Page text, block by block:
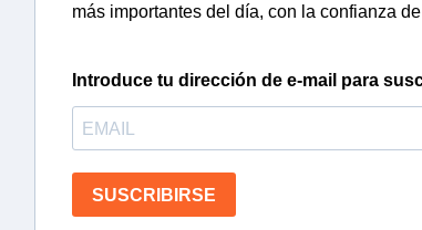
más importantes del día, con la confianza
Introduce tu dirección de e-mail para
SUSCRIBIRSE